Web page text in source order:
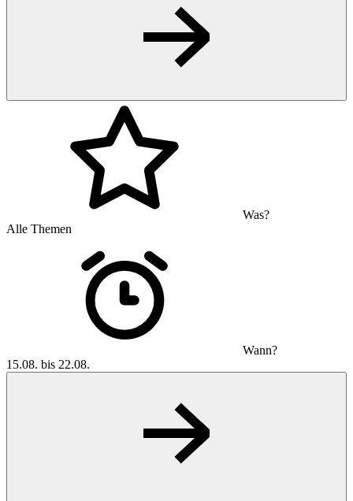
Was?
Alle Themen
Wann?
15.08. bis 22.08.